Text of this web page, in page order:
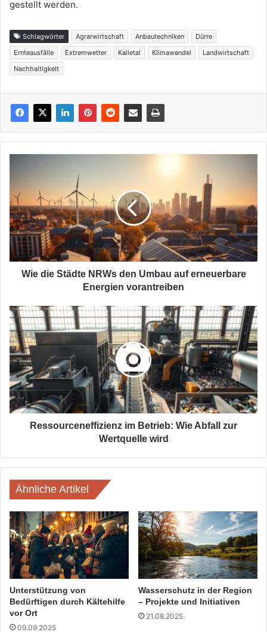
gestellt werden.
Schlagwörter Agrarwirtschaft Anbautechniken
Dürre
Ernteausfälle
Extremwetter Kalletal Klimawandel
Landwirtschaft
Nachhaltigkeit
NRWs
den
Umbau
auf
erneuerbare
Energien
vorantreiben
Wie die Städte NRWs den Umbau auf erneuerbare
Energien vorantreiben
Ressourceneffizienz
im
Betrieb:
Wie
Abfall
zur
Wertquelle
wird
Ressourceneffizienz im Betrieb: Wie Abfall zur
Wertquelle wird
Ähnliche Artikel
Unterstützung von
Bedürftigen durch Kältehilfe
vor Ort
09.09.2025
Wasserschutz in der Region
– Projekte und Initiativen
21.08.2025